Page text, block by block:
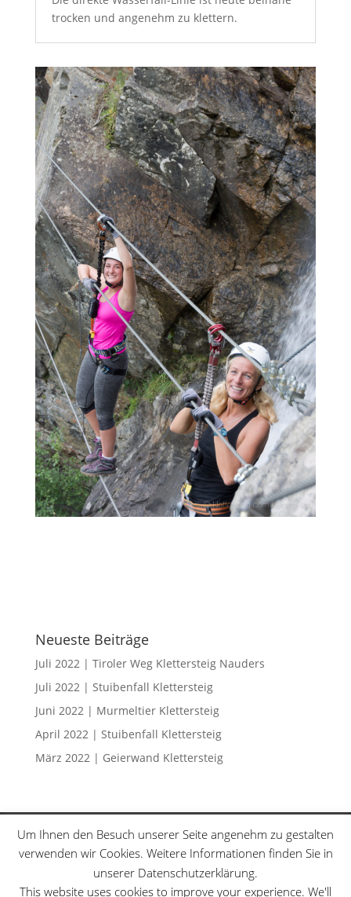
trocken und angenehm zu klettern.
Neueste Beiträge
Juli 2022 | Tiroler Weg Klettersteig Nauders
Juli 2022 | Stuibenfall Klettersteig
Juni 2022 | Murmeltier Klettersteig
April 2022 | Stuibenfall Klettersteig
März 2022 | Geierwand Klettersteig
Klettersteige
Schwierigkeitsgrade
Datenschutzerklärung
Sitemap
Um Ihnen den Besuch unserer Seite angenehm zu gestalten
verwenden wir Cookies. Weitere Informationen finden Sie in
unserer Datenschutzerklärung.
This website uses cookies to improve your experience. We'll